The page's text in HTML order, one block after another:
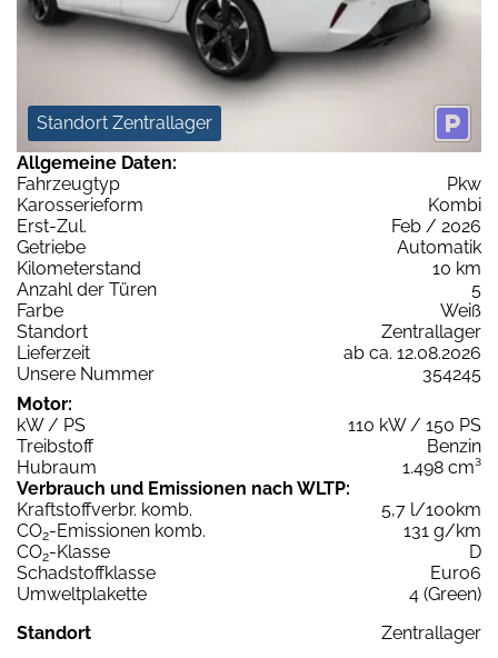
Standort Zentrallager
Allgemeine Daten:
Fahrzeugtyp
Pkw
Karosserieform
Kombi
Erst-Zul.
Feb / 2026
Getriebe
Automatik
Kilometerstand
10 km
Anzahl der Türen
5
Farbe
Weiß
Standort
Zentrallager
Lieferzeit
ab ca. 12.08.2026
Unsere Nummer
354245
Motor:
kW / PS
110 kW / 150 PS
Treibstoff
Benzin
Hubraum
1.498 cm³
Verbrauch und Emissionen nach WLTP:
Kraftstoffverbr. komb.
5,7 l/100km
CO2-Emissionen komb.
131 g/km
CO2-Klasse
D
Schadstoffklasse
Euro6
Umweltplakette
4 (Green)
Standort
Zentrallager